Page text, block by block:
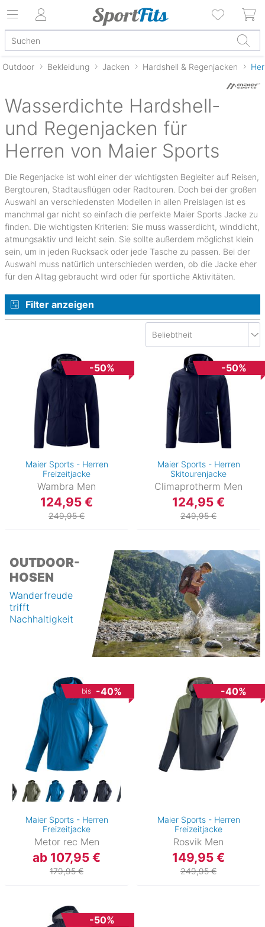
Outdoor Bekleidung Jacken Hardshell & Regenjacken
Wasserdichte Hardshell-
und Regenjacken für
Herren von Maier Sports
Die Regenjacke ist wohl einer der wichtigsten Begleiter auf Reisen,
Bergtouren, Stadtausflügen oder Radtouren. Doch bei der großen
Auswahl an verschiedensten Modellen in allen Preislagen ist es
manchmal gar nicht so einfach die perfekte Maier Sports Jacke zu
finden. Die wichtigsten Kriterien: Sie muss wasserdicht, winddicht,
atmungsaktiv und leicht sein. Sie sollte außerdem möglichst klein
sein, um in jeden Rucksack oder jede Tasche zu passen. Bei der
Auswahl muss natürlich unterschieden werden, ob die Jacke eher
für den Alltag gebraucht wird oder für sportliche Aktivitäten.
Filter anzeigen
-50%
Maier Sports - Herren
Freizeitjacke
Wambra Men
124,95 €
249,95 €
-50%
Maier Sports - Herren
Skitourenjacke
Climaprotherm Men
124,95 €
249,95 €
OUTDOOR-
HOSEN
Wanderfreude
trifft
Nachhaltigkeit
bis -40%
Maier Sports - Herren
Freizeitjacke
Metor rec Men
ab 107,95 €
179,95 €
-40%
Maier Sports - Herren
Freizeitjacke
Rosvik Men
149,95 €
249,95 €
-50%